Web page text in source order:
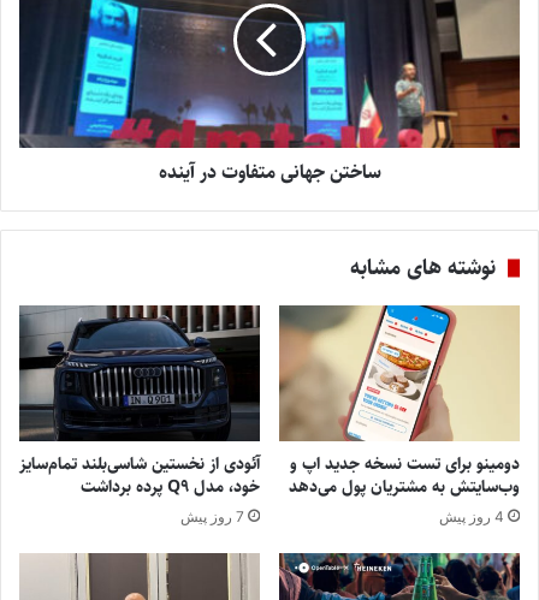
ساختن جهانی متفاوت در آینده
نوشته های مشابه
دومینو برای تست نسخه جدید اپ و
وب‌سایتش به مشتریان پول می‌دهد
4 روز پیش
آئودی از نخستین شاسی‌بلند تمام‌سایز
خود، مدل Q9 پرده برداشت
7 روز پیش